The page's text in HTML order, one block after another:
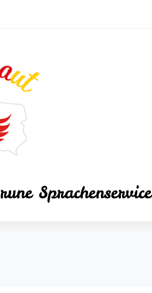
Sprachenservice